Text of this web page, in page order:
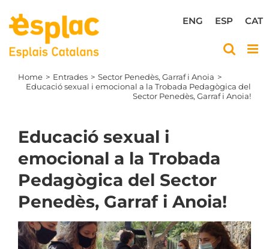
content
CAT
ESP
ENG
Home Entrades
Sector Penedès, Garraf i Anoia
Educació sexual i emocional a la Trobada Pedagògica del
Sector Penedès, Garraf i Anoia!
Educació sexual i
emocional a la Trobada
Pedagògica del Sector
Penedès, Garraf i Anoia!
View
Larger